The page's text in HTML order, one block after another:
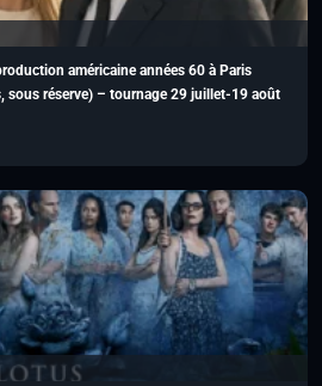
américaine années 60 à Paris
sous réserve) – tournage 29 juillet-19 août